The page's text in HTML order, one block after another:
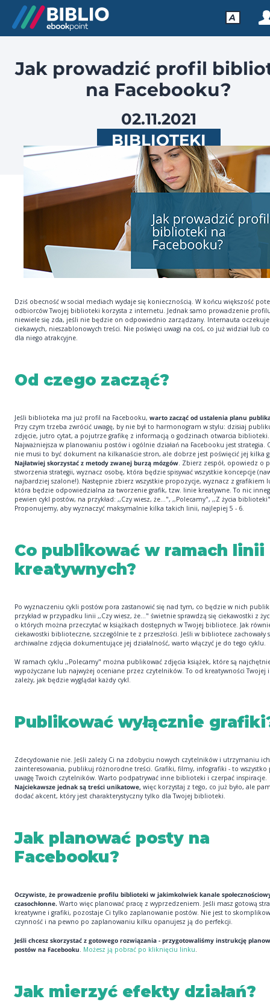
A
Jak prowadzić profil
na Facebooku?
02.11.2021
BIBLIOTEKI
Dziś obecność w social mediach wydaje się koniecznością. W końcu większość
odbiorców Twojej biblioteki korzysta z internetu. Jednak samo prowadzenie
niewiele się zda, jeśli nie będzie on odpowiednio zarządzany. Internauta oczekuje
ciekawych, nieszablonowych treści. Nie poświęci uwagi na coś, co już widział lub
dla niego atrakcyjne.
Od czego zacząć?
Jeśli biblioteka ma już profil na Facebooku, warto zacząć od ustalenia planu
Przy czym trzeba zwrócić uwagę, by nie był to harmonogram w stylu: dzisiaj
zdjęcie, jutro cytat, a pojutrze grafikę z informacją o godzinach otwarcia biblioteki.
Najważniejsza w planowaniu postów i ogólnie działań na Facebooku jest strategia.
nie musi to być dokument na kilkanaście stron, ale dobrze jest poświęcić jej kilka
Najłatwiej skorzystać z metody zwanej burzą mózgów . Zbierz zespół, opowiedz o
stworzenia strategii, wyznacz osobę, która będzie spisywać wszystkie koncepcje
najbardziej szalone!). Następnie zbierz wszystkie propozycje, wyznacz z grafikiem
która będzie odpowiedzialna za tworzenie grafik, tzw. linie kreatywne. To nic
pewien cykl postów, na przykład: ,,Czy wiesz, że...", ,,Polecamy", ,,Z życia
Proponujemy, aby wyznaczyć maksymalnie kilka takich linii, najlepiej 5 - 6.
Co publikować w ramach linii
kreatywnych?
Po wyznaczeniu cykli postów pora zastanowić się nad tym, co będzie w nich
przykład w przypadku linii ,,Czy wiesz, że..." świetnie sprawdzą się ciekawostki z
o których można przeczytać w książkach dostępnych w Twojej bibliotece. Jak
ciekawostki biblioteczne, szczególnie te z przeszłości. Jeśli w bibliotece zachowały
archiwalne zdjęcia dokumentujące jej działalność, warto włączyć je do tego cyklu.
W ramach cyklu ,,Polecamy" można publikować zdjęcia książek, które są
wypożyczane lub najwyżej oceniane przez czytelników. To od kreatywności Twojej i
zależy, jak będzie wyglądał każdy cykl.
Publikować wyłącznie
Zdecydowanie nie. Jeśli zależy Ci na zdobyciu nowych czytelników i utrzymaniu ich
zainteresowania, publikuj różnorodne treści. Grafiki, filmy, infografiki - to wszystko
uwagę Twoich czytelników. Warto podpatrywać inne biblioteki i czerpać inspiracje.
Najciekawsze jednak są treści unikatowe, więc korzystaj z tego, co już było, ale
dodać akcent, który jest charakterystyczny tylko dla Twojej biblioteki.
Jak planować posty na
Facebooku?
Oczywiste, że prowadzenie profilu biblioteki w jakimkolwiek kanale
czasochłonne. Warto więc planować pracę z wyprzedzeniem. Jeśli masz gotową
kreatywne i grafiki, pozostaje Ci tylko zaplanowanie postów. Nie jest to
czynność i na pewno po zaplanowaniu kilku opanujesz ją do perfekcji.
Jeśli chcesz skorzystać z gotowego rozwiązania - przygotowaliśmy instrukcję
postów na Facebooku Możesz ją pobrać po kliknięciu linku
Jak mierzyć efekty działań?